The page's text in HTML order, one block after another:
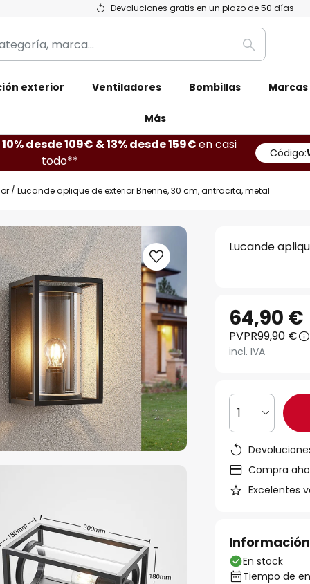
Devoluciones gratis en un plazo de 50 días
Buscar
exterior Ventiladores Bombillas Marcas
Más
10% desde 109€ & 13% desde 159€en casi
todo**
Código:
Lucande aplique de exterior Brienne, 30 cm, antracita, metal
Lucande
64,90 €
PVPR99,90 €
incl. IVA
1
Compra
Excelentes
En stock
Tiempo de